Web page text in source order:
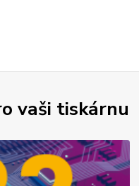
vaši tiskárnu